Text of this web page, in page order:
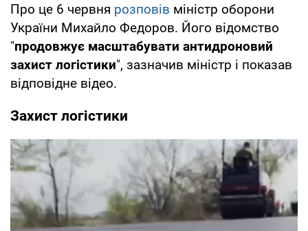
Про це 6 червня розповів міністр оборони
України Михайло Федоров. Його відомство
"продовжує масштабувати антидроновий
захист логістики", зазначив міністр і показав
відповідне відео.
Захист логістики